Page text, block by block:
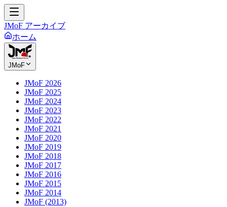
JMoF アーカイブ
ホーム
JMoF
JMoF 2026
JMoF 2025
JMoF 2024
JMoF 2023
JMoF 2022
JMoF 2021
JMoF 2020
JMoF 2019
JMoF 2018
JMoF 2017
JMoF 2016
JMoF 2015
JMoF 2014
JMoF (2013)